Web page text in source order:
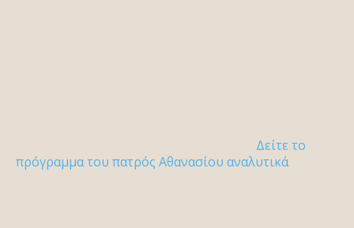
Δείτε το
πρόγραμμα του πατρός Αθανασίου αναλυτικά